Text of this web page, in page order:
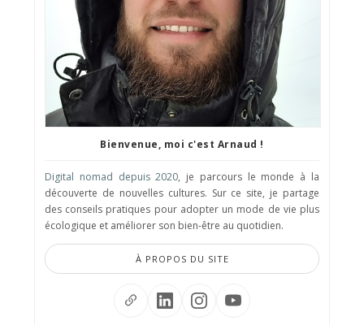
Bienvenue, moi c'est Arnaud !
Digital nomad depuis 2020, je parcours le monde à la
découverte de nouvelles cultures. Sur ce site, je partage
des conseils pratiques pour adopter un mode de vie plus
écologique et améliorer son bien-être au quotidien.
À PROPOS DU SITE